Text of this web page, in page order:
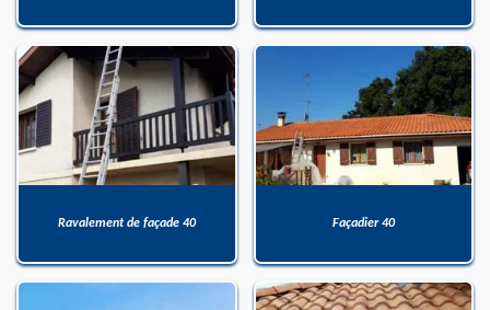
Ravalement de façade 40 Façadier 40